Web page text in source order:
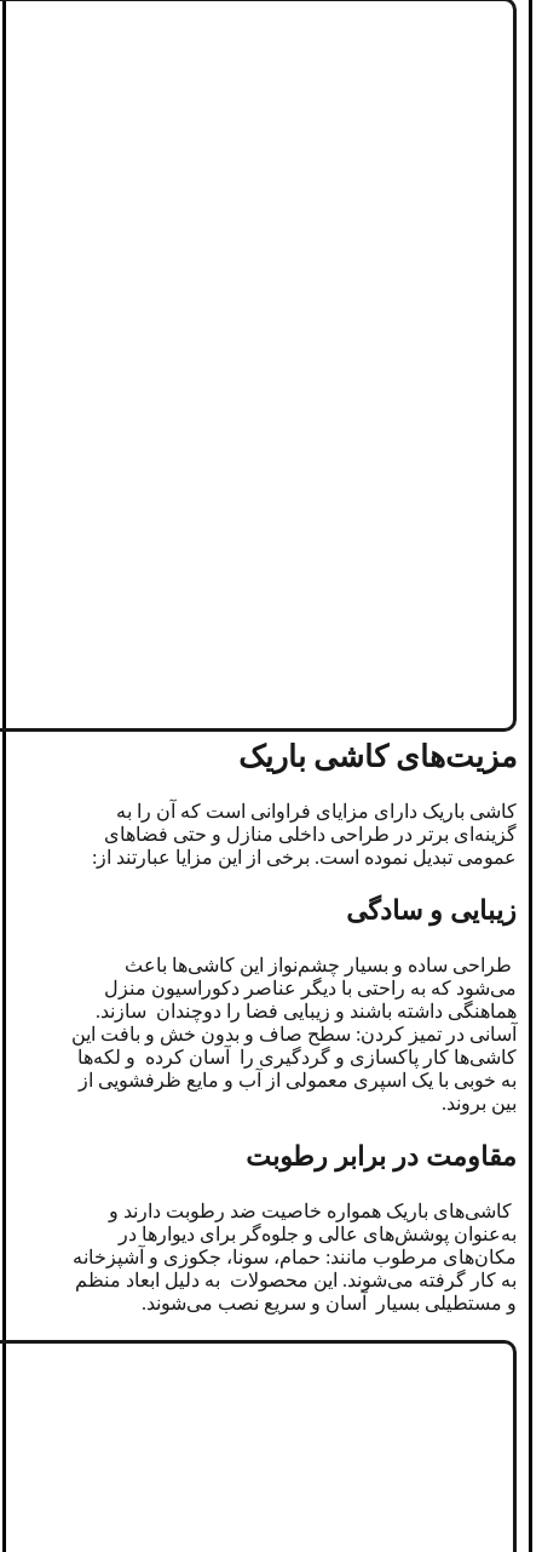
مزیت‌های کاشی باریک
کاشی باریک دارای مزایای فراوانی است که آن را به
گزینه‌ای برتر در طراحی داخلی منازل و حتی فضاهای
عمومی تبدیل نموده است. برخی از این مزایا عبارتند از:
زیبایی و سادگی
طراحی ساده و بسیار چشم‌نواز این کاشی‌ها باعث
می‌شود که به راحتی با دیگر عناصر دکوراسیون منزل
هماهنگی داشته باشند و زیبایی فضا را دوچندان سازند.
آسانی در تمیز کردن: سطح صاف و بدون خش و بافت این
کاشی‌ها کار پاکسازی و گردگیری را آسان کرده و لکه‌ها
به خوبی با یک اسپری معمولی از آب و مایع ظرفشویی از
بین بروند.
مقاومت در برابر رطوبت
کاشی‌های باریک همواره خاصیت ضد رطوبت دارند و
به‌عنوان پوشش‌های عالی و جلوه‌گر برای دیوارها در
مکان‌های مرطوب مانند: حمام، سونا، جکوزی و آشپزخانه
به کار گرفته می‌‌شوند. این محصولات به دلیل ابعاد منظم
و مستطیلی بسیار آسان و سریع نصب می‌شوند.